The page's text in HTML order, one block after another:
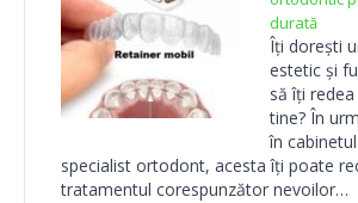
durată
Îți dorești
estetic și
să îți
tine? În
în
specialist ortodont, acesta îți poate
tratamentul corespunzător nevoilor…